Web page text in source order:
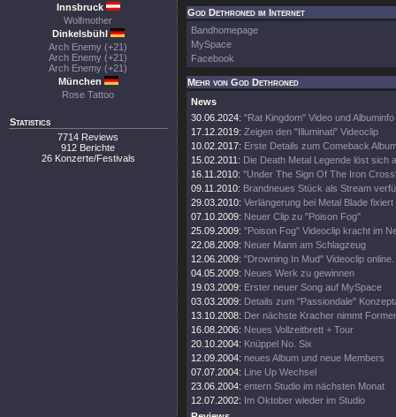
Innsbruck
Wolfmother
Dinkelsbühl
Arch Enemy (+21)
Arch Enemy (+21)
Arch Enemy (+21)
München
Rose Tattoo
Statistics
7714 Reviews
912 Berichte
26 Konzerte/Festivals
God Dethroned im Internet
Bandhomepage
MySpace
Facebook
Mehr von God Dethroned
News
30.06.2024: "Rat Kingdom" Video und Albuminfo
17.12.2019: Zeigen den "Illuminati" Videoclip
10.02.2017: Erste Details zum Comeback
15.02.2011: Die Death Metal Legende löst sich
16.11.2010: "Under The Sign Of The Iron
09.11.2010: Brandneues Stück als Stream
29.03.2010: Verlängerung bei Metal Blade fixiert
07.10.2009: Neuer Clip zu "Poison Fog"
25.09.2009: "Poison Fog" Videoclip kracht im
22.08.2009: Neuer Mann am Schlagzeug
12.06.2009: "Drowning In Mud" Videoclip online.
04.05.2009: Neues Werk zu gewinnen
19.03.2009: Erster neuer Song auf MySpace
03.03.2009: Details zum "Passiondale"
13.10.2008: Der nächste Kracher nimmt
16.08.2006: Neues Vollzeitbrett + Tour
20.10.2004: Knüppel No. Six
12.09.2004: neues Album und neue Members
07.07.2004: Line Up Wechsel
23.06.2004: entern Studio im nächsten Monat
12.07.2002: Im Oktober wieder im Studio